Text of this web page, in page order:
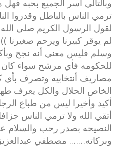
وبالتالي أسر الجميع بحبه فهل
ترمي الناس بالباطل وقدروا
لقول الرسول الكريم صلي
لم يوقر كبيرنا ويرحم صغيرنا
وسلم فليس معني أنه نجح
للحكومه فأي مرشح سواء
مصاريف أنتخابيه وتصرف بأي
الخاص الحلال والكل يعرف
أكيد وأخيرا ليس من طباع
أتقي الله ولا ترمي الناس
النصيحه بصدر رحب والسلام
وبركاته……. مصطفي